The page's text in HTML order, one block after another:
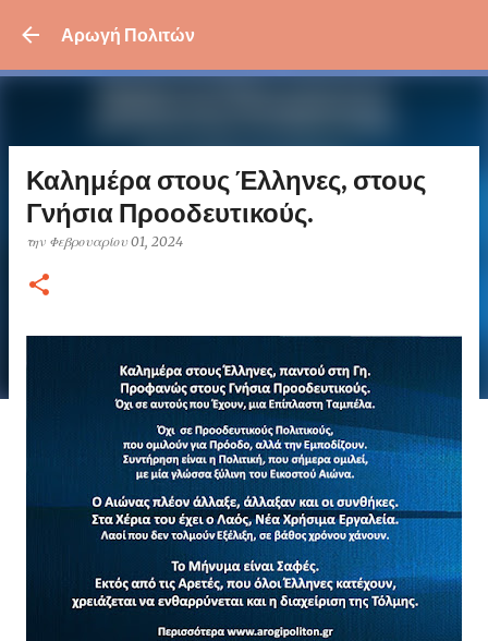
Αρωγή Πολιτών
Καλημέρα στους Έλληνες, στους
Γνήσια Προοδευτικούς.
την Φεβρουαρίου 01, 2024